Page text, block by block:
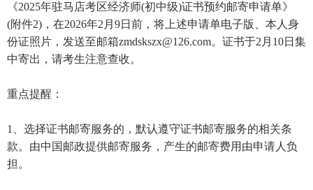
《2025年驻马店考区经济师(初中级)证书预约邮寄申请单》
(附件2)，在2026年2月9日前，将上述申请单电子版、本人身
份证照片，发送至邮箱zmdskszx@126.com。证书于2月10日集
中寄出，请考生注意查收。
重点提醒：
1、选择证书邮寄服务的，默认遵守证书邮寄服务的相关条
款。由中国邮政提供邮寄服务，产生的邮寄费用由申请人负
担。